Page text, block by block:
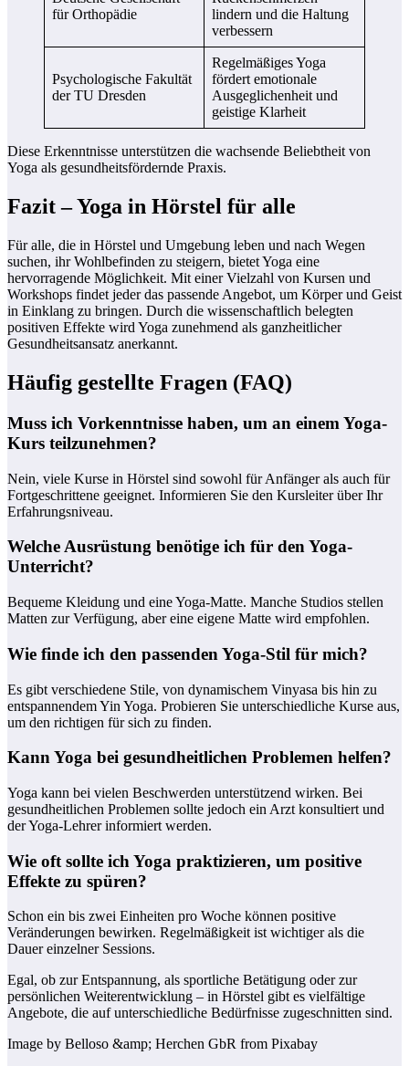
für Orthopädie
lindern und die Haltung
verbessern
Psychologische Fakultät
der TU Dresden
Regelmäßiges Yoga
fördert emotionale
Ausgeglichenheit und
geistige Klarheit
Diese Erkenntnisse unterstützen die wachsende Beliebtheit von
Yoga als gesundheitsfördernde Praxis.
Fazit – Yoga in Hörstel für alle
Für alle, die in Hörstel und Umgebung leben und nach Wegen
suchen, ihr Wohlbefinden zu steigern, bietet Yoga eine
hervorragende Möglichkeit. Mit einer Vielzahl von Kursen und
Workshops findet jeder das passende Angebot, um Körper und Geist
in Einklang zu bringen. Durch die wissenschaftlich belegten
positiven Effekte wird Yoga zunehmend als ganzheitlicher
Gesundheitsansatz anerkannt.
Häufig gestellte Fragen (FAQ)
Muss ich Vorkenntnisse haben, um an einem Yoga-
Kurs teilzunehmen?
Nein, viele Kurse in Hörstel sind sowohl für Anfänger als auch für
Fortgeschrittene geeignet. Informieren Sie den Kursleiter über Ihr
Erfahrungsniveau.
Welche Ausrüstung benötige ich für den Yoga-
Unterricht?
Bequeme Kleidung und eine Yoga-Matte. Manche Studios stellen
Matten zur Verfügung, aber eine eigene Matte wird empfohlen.
Wie finde ich den passenden Yoga-Stil für mich?
Es gibt verschiedene Stile, von dynamischem Vinyasa bis hin zu
entspannendem Yin Yoga. Probieren Sie unterschiedliche Kurse aus,
um den richtigen für sich zu finden.
Kann Yoga bei gesundheitlichen Problemen helfen?
Yoga kann bei vielen Beschwerden unterstützend wirken. Bei
gesundheitlichen Problemen sollte jedoch ein Arzt konsultiert und
der Yoga-Lehrer informiert werden.
Wie oft sollte ich Yoga praktizieren, um positive
Effekte zu spüren?
Schon ein bis zwei Einheiten pro Woche können positive
Veränderungen bewirken. Regelmäßigkeit ist wichtiger als die
Dauer einzelner Sessions.
Egal, ob zur Entspannung, als sportliche Betätigung oder zur
persönlichen Weiterentwicklung – in Hörstel gibt es vielfältige
Angebote, die auf unterschiedliche Bedürfnisse zugeschnitten sind.
Image by Belloso &amp; Herchen GbR from Pixabay